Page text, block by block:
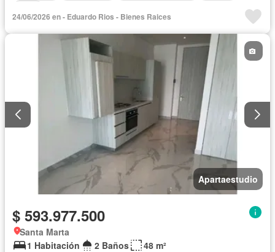
24/06/2026 en - Eduardo Rios - Bienes Raices
Apartaestudio
$ 593.977.500
Santa Marta
1 Habitación
2 Baños
48 m²